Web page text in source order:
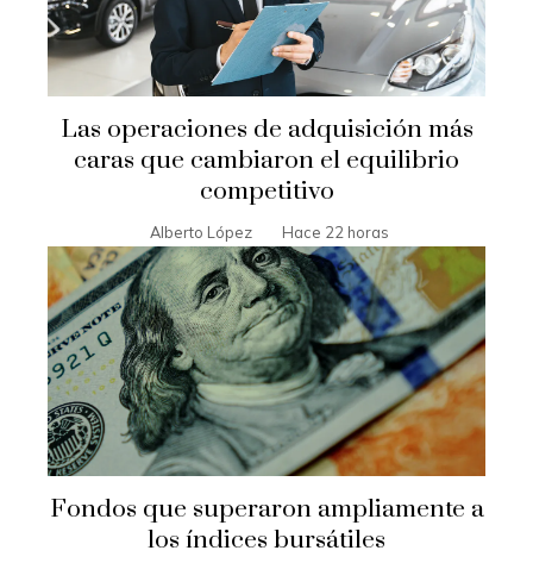
Las operaciones de adquisición más
caras que cambiaron el equilibrio
competitivo
Alberto López Hace 22 horas
Fondos que superaron ampliamente a
los índices bursátiles